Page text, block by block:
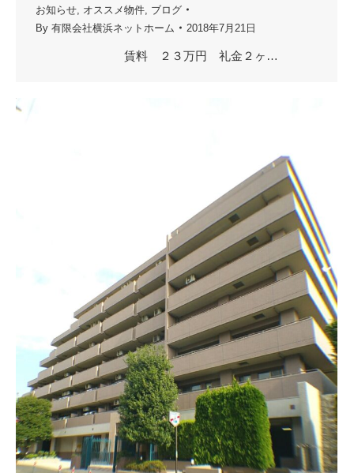
お知らせ オススメ物件 ブログ
By 有限会社横浜ネットホーム 2018年7月21日
賃料 ２３万円 礼金２ヶ…